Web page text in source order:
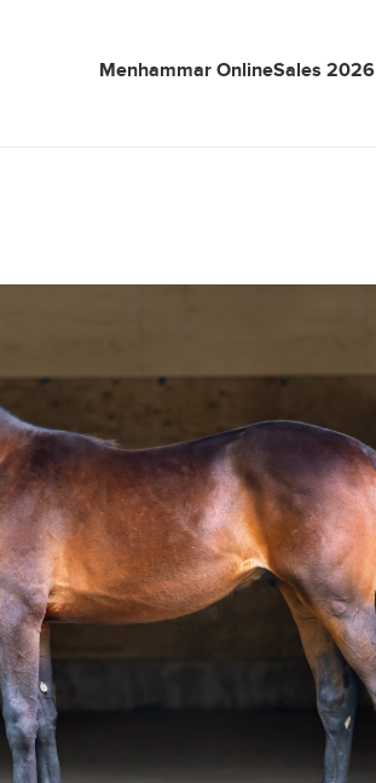
Menhammar OnlineSales 2026